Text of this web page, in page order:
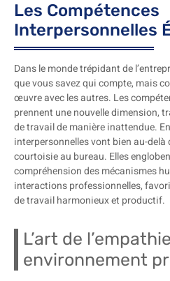
Les Compétences
Interpersonnelles
Dans le monde trépidant de
que vous savez qui compte, mais
œuvre avec les autres. Les
prennent une nouvelle dimension,
de travail de manière inattendue.
interpersonnelles vont bien au-
courtoisie au bureau. Elles
compréhension des mécanismes
interactions professionnelles,
de travail harmonieux et productif.
L’art de
environnement